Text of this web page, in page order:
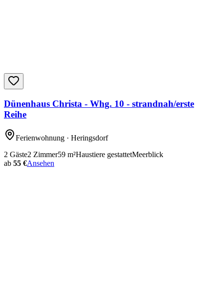
Dünenhaus Christa - Whg. 10 - strandnah/erste
Reihe
Ferienwohnung · Heringsdorf
2 Gäste2 Zimmer59 m²Haustiere gestattetMeerblick
ab 55 €Ansehen